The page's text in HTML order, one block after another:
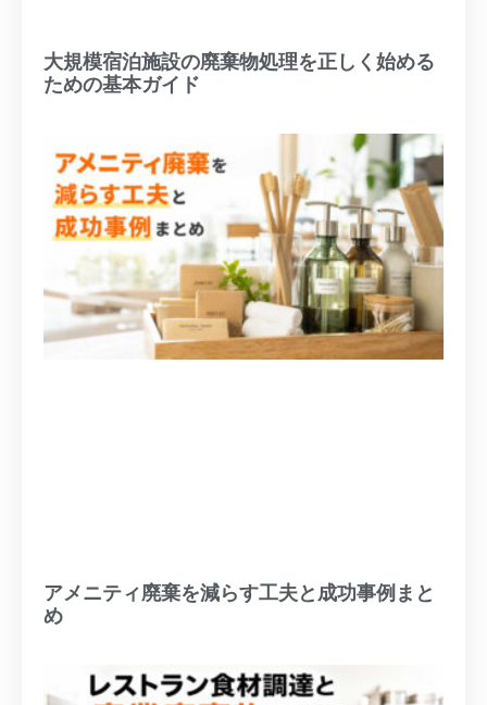
大規模宿泊施設の廃棄物処理を正しく始める
ための基本ガイド
アメニティ廃棄を減らす工夫と成功事例まと
め